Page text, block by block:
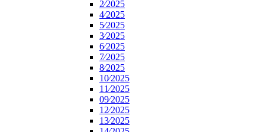
2⁄2025
4⁄2025
5⁄2025
3⁄2025
6⁄2025
7⁄2025
8⁄2025
10⁄2025
11⁄2025
09⁄2025
12⁄2025
13⁄2025